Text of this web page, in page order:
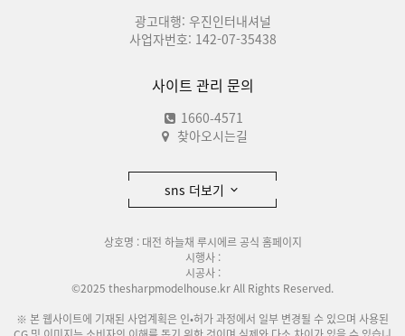
광고대행: 우진인터내셔널
사업자번호: 142-07-35438
사이트 관리 문의
1660-4571
찾아오시는길
sns 더보기
상호명 : 대전 하늘채 루시에르 공식 홈페이지
시행사 :
시공사 :
©2025 thesharpmodelhouse.kr All Rights Reserved.
※ 본 웹사이트에 기재된 사업계획은 인•허가 과정에서 일부 변경될 수 있으며 사용된